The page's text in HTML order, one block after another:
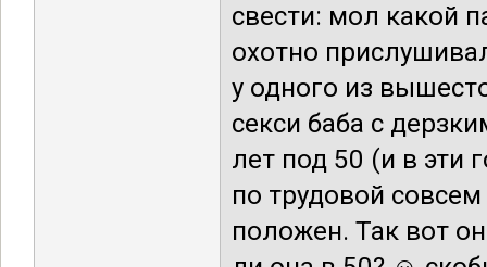
свести: мол какой
охотно
у одного из
секси баба с
лет под 50 (и в эти
по трудовой
положен. Так вот